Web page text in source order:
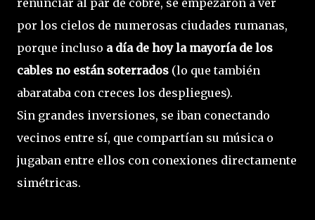
renunciar al par de cobre, se empezaron a ver
por los cielos de numerosas ciudades rumanas,
porque incluso a día de hoy la mayoría de los
cables no están soterrados (lo que también
abarataba con creces los despliegues).
Sin grandes inversiones, se iban conectando
vecinos entre sí, que compartían su música o
jugaban entre ellos con conexiones directamente
simétricas.